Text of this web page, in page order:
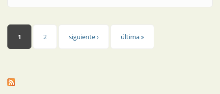
Páginas
1 2 siguiente › última »